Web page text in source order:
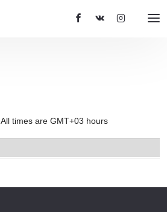
All times are GMT+03 hours